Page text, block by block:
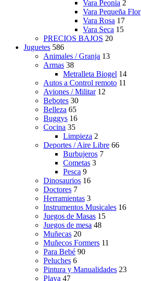
Vara Peonia 2
Vara Pequeña Flor
Vara Rosa 17
Vara Seca 15
PRECIOS BAJOS 20
Juguetes 586
Animales / Granja 13
Armas 38
Metralleta Biogel 14
Autos a Control remoto 11
Aviones / Militar 12
Bebotes 30
Belleza 65
Buggys 16
Cocina 35
Limpieza 2
Deportes / Aire Libre 66
Burbujeros 7
Cometas 3
Pesca 9
Dinosaurios 16
Doctores 7
Herramientas 3
Instrumentos Musicales 16
Juegos de Masas 15
Juegos de mesa 48
Muñecas 20
Muñecos Formers 11
Para Bebé 90
Peluches 6
Pintura y Manualidades 23
Playa 47